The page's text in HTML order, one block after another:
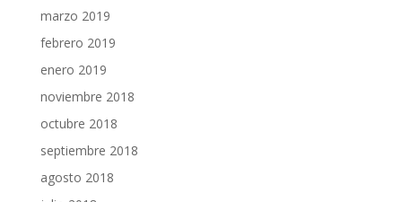
marzo 2019
febrero 2019
enero 2019
noviembre 2018
octubre 2018
septiembre 2018
agosto 2018